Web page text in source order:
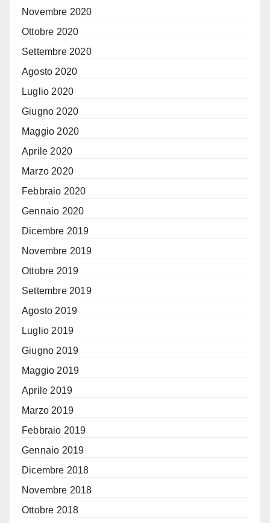
Novembre 2020
Ottobre 2020
Settembre 2020
Agosto 2020
Luglio 2020
Giugno 2020
Maggio 2020
Aprile 2020
Marzo 2020
Febbraio 2020
Gennaio 2020
Dicembre 2019
Novembre 2019
Ottobre 2019
Settembre 2019
Agosto 2019
Luglio 2019
Giugno 2019
Maggio 2019
Aprile 2019
Marzo 2019
Febbraio 2019
Gennaio 2019
Dicembre 2018
Novembre 2018
Ottobre 2018